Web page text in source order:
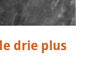
drie plus